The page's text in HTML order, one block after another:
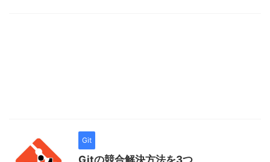
Git
Gitの競合解決方法を3つ